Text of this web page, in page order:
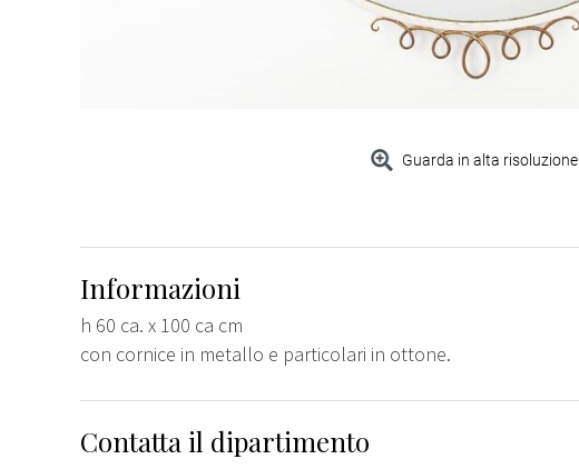
Guarda in alta risoluzione
Informazioni
h 60 ca. x 100 ca cm
con cornice in metallo e particolari in ottone.
Contatta il dipartimento